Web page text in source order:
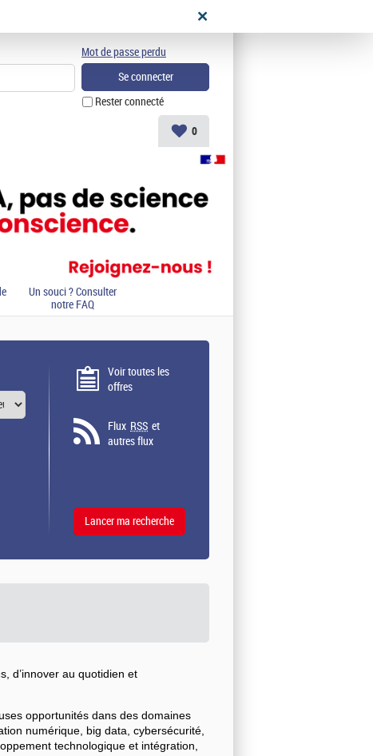
Rester connecté
Mot de passe perdu
0
Un souci ? Consulter
notre FAQ
Voir toutes les
offres
Flux RSS et
autres flux
d’innover au quotidien et
opportunités dans des domaines
numérique, big data, cybersécurité,
technologique et intégration,